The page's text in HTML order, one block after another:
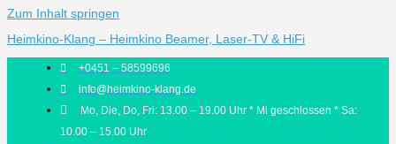
Zum Inhalt springen
Heimkino-Klang – Heimkino Beamer, Laser-TV & HiFi
+0451 – 58599696
info@heimkino-klang.de
Mo, Die, Do, Fri: 13.00 – 19.00 Uhr * Mi geschlossen * Sa:
10.00 – 15.00 Uhr